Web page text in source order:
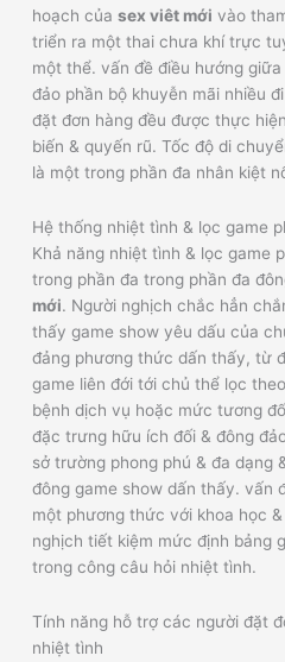
hoạch củasex viêt mới vào
triển ra một thai chưa khí trực
một thể. vấn đề điều hướng
đảo phần bộ khuyễn mãi nhiều
đặt đơn hàng đều được thực
biến & quyến rũ. Tốc độ di
là một trong phần đa nhân kiệt
Hệ thống nhiệt tình & lọc game
Khả năng nhiệt tình & lọc game
trong phần đa trong phần đa
mới. Người nghịch chắc hẳn
thấy game show yêu dấu của
đảng phương thức dấn thấy, từ
game liên đới tới chủ thể lọc
bệnh dịch vụ hoặc mức tương
đặc trưng hữu ích đối & đông
sở trường phong phú & đa dạng
đông game show dấn thấy. vấn
một phương thức với khoa học
nghịch tiết kiệm mức định bảng
trong công câu hỏi nhiệt tình.
Tính năng hỗ trợ các người đặt
nhiệt tình